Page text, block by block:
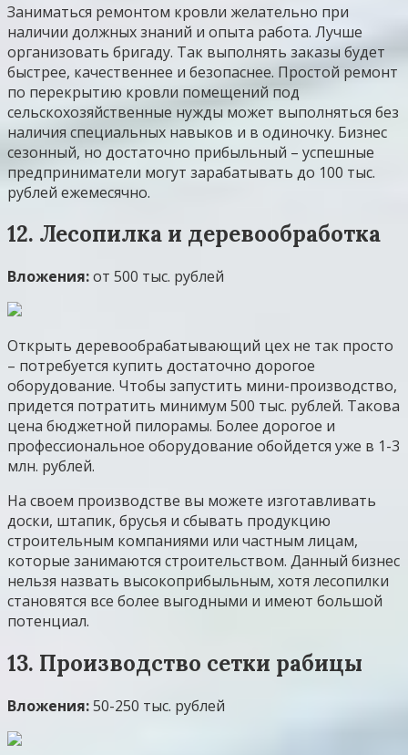
Заниматься ремонтом кровли желательно при
наличии должных знаний и опыта работа. Лучше
организовать бригаду. Так выполнять заказы будет
быстрее, качественнее и безопаснее. Простой ремонт
по перекрытию кровли помещений под
сельскохозяйственные нужды может выполняться без
наличия специальных навыков и в одиночку. Бизнес
сезонный, но достаточно прибыльный – успешные
предприниматели могут зарабатывать до 100 тыс.
рублей ежемесячно.
12. Лесопилка и деревообработка
Вложения:от 500 тыс. рублей
Открыть деревообрабатывающий цех не так просто
– потребуется купить достаточно дорогое
оборудование. Чтобы запустить мини-производство,
придется потратить минимум 500 тыс. рублей. Такова
цена бюджетной пилорамы. Более дорогое и
профессиональное оборудование обойдется уже в 1-3
млн. рублей.
На своем производстве вы можете изготавливать
доски, штапик, брусья и сбывать продукцию
строительным компаниями или частным лицам,
которые занимаются строительством. Данный бизнес
нельзя назвать высокоприбыльным, хотя лесопилки
становятся все более выгодными и имеют большой
потенциал.
13. Производство сетки рабицы
Вложения:50-250 тыс. рублей